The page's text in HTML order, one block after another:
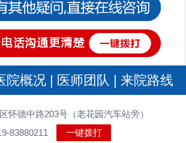
院概况 | 医师团队 | 来院路线
怀德中路203号（老花园汽车站旁）
83880211
一键拨打